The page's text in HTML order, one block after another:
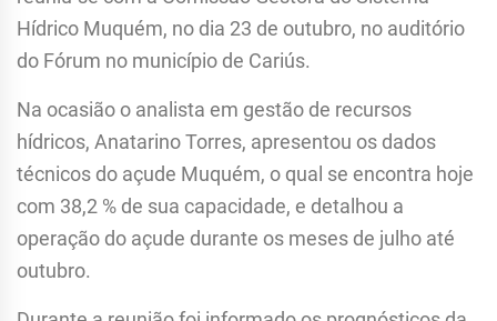
Hídrico Muquém, no dia 23 de outubro, no auditório
do Fórum no município de Cariús.
Na ocasião o analista em gestão de recursos
hídricos, Anatarino Torres, apresentou os dados
técnicos do açude Muquém, o qual se encontra hoje
com 38,2 % de sua capacidade, e detalhou a
operação do açude durante os meses de julho até
outubro.